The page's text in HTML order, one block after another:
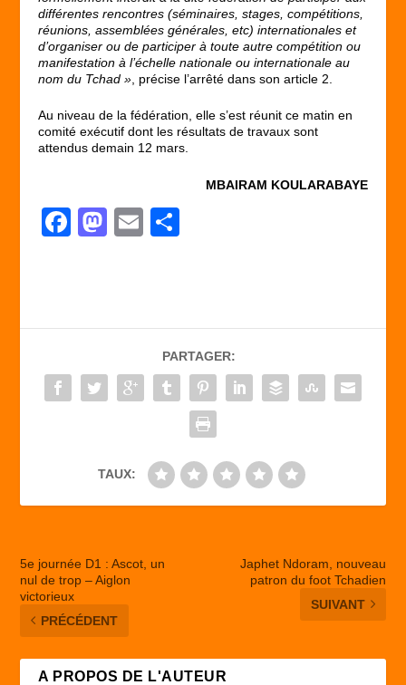
différentes rencontres (séminaires, stages, compétitions,
réunions, assemblées générales, etc) internationales et
d’organiser ou de participer à toute autre compétition ou
manifestation à l’échelle nationale ou internationale au
nom du Tchad » , précise l’arrêté dans son article 2.
Au niveau de la fédération, elle s’est réunit ce matin en
comité exécutif dont les résultats de travaux sont
attendus demain 12 mars.
MBAIRAM KOULARABAYE
F
b
o
o
M
d
o
n
E
er
PARTAGER:
TAUX:
5e journée D1 : Ascot, un
nul de trop – Aiglon
victorieux
PRÉCÉDENT
Japhet Ndoram, nouveau
patron du foot Tchadien
SUIVANT
A PROPOS DE L'AUTEUR